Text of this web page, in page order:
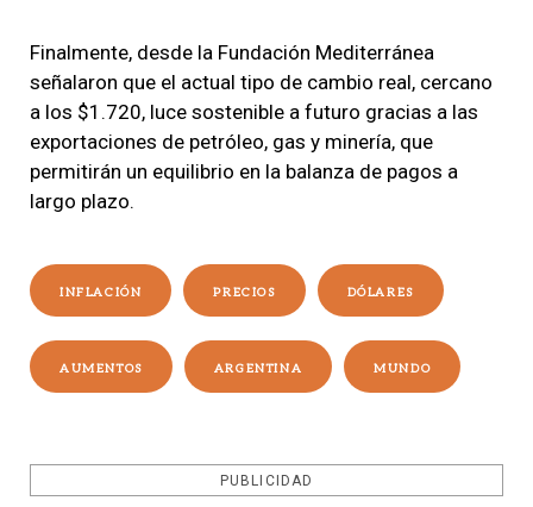
Finalmente, desde la Fundación Mediterránea
señalaron que el actual tipo de cambio real, cercano
a los $1.720, luce sostenible a futuro gracias a las
exportaciones de petróleo, gas y minería, que
permitirán un equilibrio en la balanza de pagos a
largo plazo.
INFLACIÓN PRECIOS DÓLARES
AUMENTOS ARGENTINA MUNDO
PUBLICIDAD